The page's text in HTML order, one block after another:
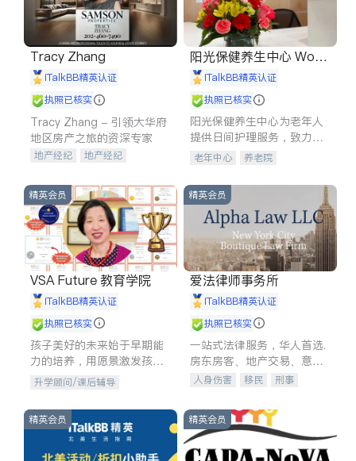
Tracy Zhang
iTalkBB精英认证
执照已核实
Tracy Zhang - 引领大华府
地区房产之旅的资深专家
地产经纪
地产经纪
商铺租售
开发商建商
阳光保健养生中心 World
shine
iTalkBB精英认证
执照已核实
阳光保健养生中心为老年人
提供日间护理服务，致力于
通过持续的护理创新来有效
老年中心 养老院
精英会员
VSA Future 教育学院
iTalkBB精英认证
执照已核实
孩子美好的未来始于早期能
力的培养，用愿景激发孩子
的学习潜力和动力。理念：
拥有成长型心态是成功的基
石。
升学顾问/课后辅导
精英会员
爱法律师事务所
iTalkBB精英认证
执照已核实
一站式法律服务，华人首选.
房东房客、地产交易、意外
伤害、车祸重伤、商业诉
建筑合同、刑事案件全包办
人身伤害 移民
刑事
信托/遗嘱
商业
索赔
律师-其它 保释
精英会员 精英会员